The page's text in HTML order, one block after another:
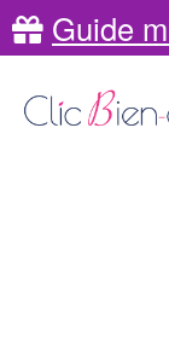
Guide